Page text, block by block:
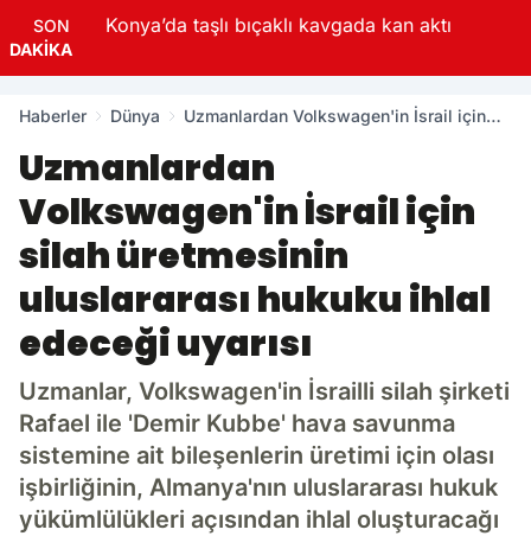
SON
DAKİKA
Konya’da taşlı bıçaklı kavgada kan aktı
Haberler Dünya
Uzmanlardan Volkswagen'in İsrail için
ihlal edeceği uyarısı
Uzmanlardan
Volkswagen'in İsrail için
silah üretmesinin
uluslararası hukuku ihlal
edeceği uyarısı
Uzmanlar, Volkswagen'in İsrailli silah şirketi
Rafael ile 'Demir Kubbe' hava savunma
sistemine ait bileşenlerin üretimi için olası
işbirliğinin, Almanya'nın uluslararası hukuk
yükümlülükleri açısından ihlal oluşturacağı